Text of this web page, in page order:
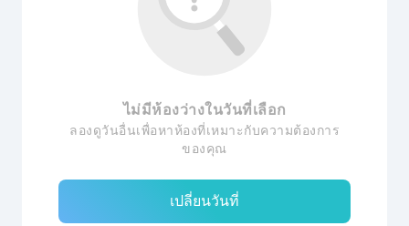
ไม่มีห้องว่างในวันที่เลือก
ลองดูวันอื่นเพื่อหาห้องที่เหมาะกับความต้องการ
ของคุณ
เปลี่ยนวันที่